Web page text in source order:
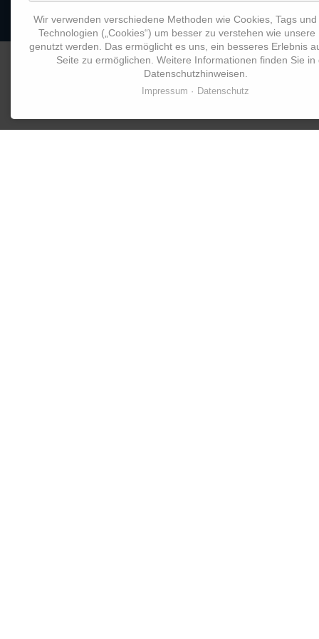
© 2026 Butz Consult GmbH
Wir verwenden verschiedene Methoden wie Cookies, Tags
Technologien („Cookies“) um besser zu verstehen wie unsere
genutzt werden. Das ermöglicht es uns, ein besseres Erlebnis
Seite zu ermöglichen. Weitere Informationen finden Sie in
Datenschutzhinweisen.
Impressum Datenschutz